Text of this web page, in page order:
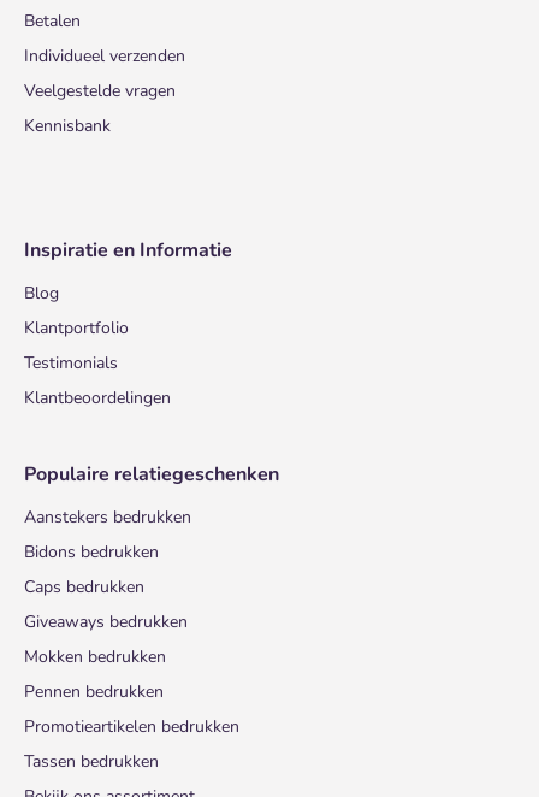
Betalen
Individueel verzenden
Veelgestelde vragen
Kennisbank
Inspiratie en Informatie
Blog
Klantportfolio
Testimonials
Klantbeoordelingen
Populaire relatiegeschenken
Aanstekers bedrukken
Bidons bedrukken
Caps bedrukken
Giveaways bedrukken
Mokken bedrukken
Pennen bedrukken
Promotieartikelen bedrukken
Tassen bedrukken